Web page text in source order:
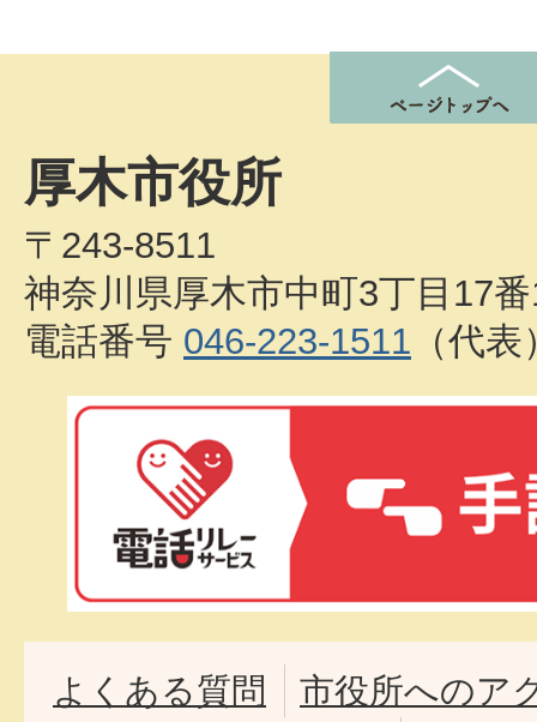
厚木市役所
〒243-8511
神奈川県厚木市中町3丁目17
電話番号 046-223-1511 （代表
よくある質問
市役所へのア